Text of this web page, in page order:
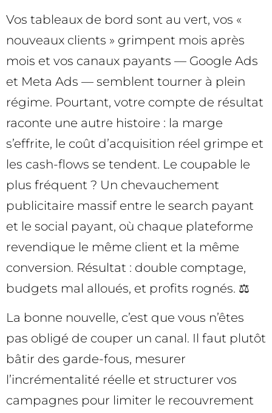
Vos tableaux de bord sont au vert, vos «
nouveaux clients » grimpent mois après
mois et vos canaux payants — Google Ads
et Meta Ads — semblent tourner à plein
régime. Pourtant, votre compte de résultat
raconte une autre histoire : la marge
s’effrite, le coût d’acquisition réel grimpe et
les cash-flows se tendent. Le coupable le
plus fréquent ? Un chevauchement
publicitaire massif entre le search payant
et le social payant, où chaque plateforme
revendique le même client et la même
conversion. Résultat : double comptage,
budgets mal alloués, et profits rognés. ⚖️
La bonne nouvelle, c’est que vous n’êtes
pas obligé de couper un canal. Il faut plutôt
bâtir des garde-fous, mesurer
l’incrémentalité réelle et structurer vos
campagnes pour limiter le recouvrement